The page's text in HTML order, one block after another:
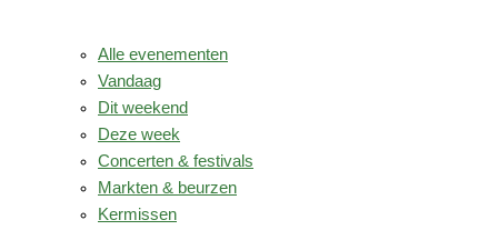
Alle evenementen
Vandaag
Dit weekend
Deze week
Concerten & festivals
Markten & beurzen
Kermissen